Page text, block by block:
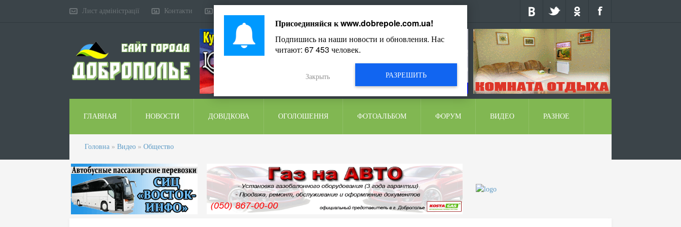
Лист адміністрації Контакти
ГЛАВНАЯ НОВОСТИ ДОВІДКОВА ОГОЛОШЕННЯ ФОТОАЛЬБОМ ФОРУМ ВИДЕО РАЗНОЕ
Головна » Видео » Общество
Присоединяйся кwww.dobrepole.com.ua!
Подпишись на наши новости и обновления. Нас
читают: 67 453 человек.
РАЗРЕШИТЬ
Закрыть